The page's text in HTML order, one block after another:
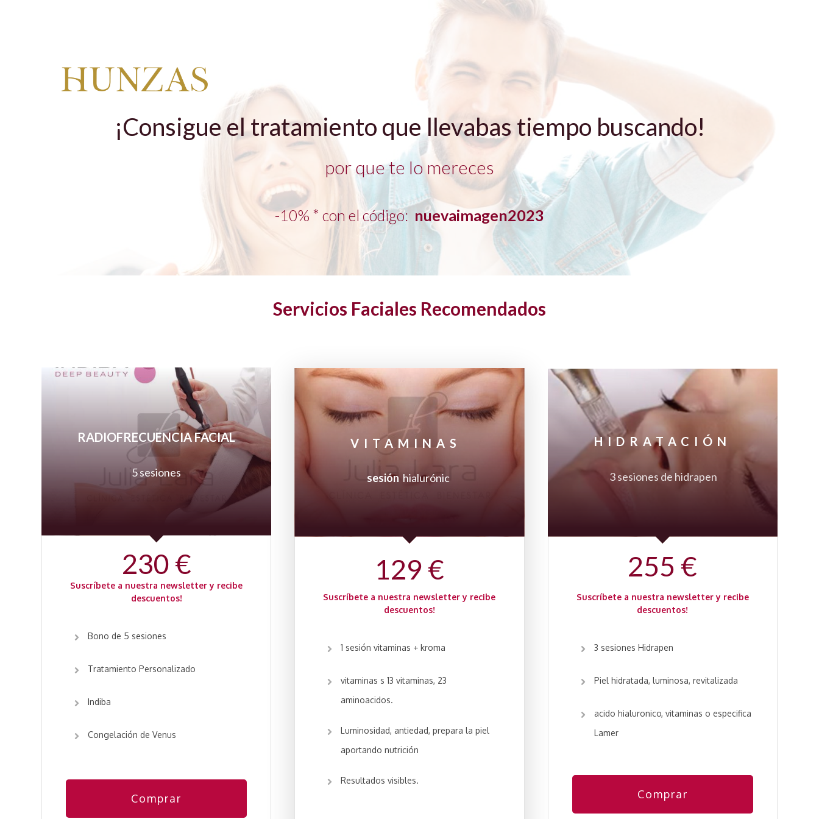
¡Consigue el tratamiento que llevabas tiempo buscando!
por que te lo mereces
-10% * con el código: nuevaimagen2023
Servicios Faciales Recomendados
RADIOFRECUENCIAFACIAL
5 sesiones
230 €
Suscríbete a nuestra newsletter y recibe
descuentos!
Bono de 5 sesiones
Tratamiento Personalizado
Indiba
Congelación de Venus
Comprar
VITAMINAS
sesión hialurónic
129 €
Suscríbete a nuestra newsletter y recibe
descuentos!
1 sesión vitaminas + kroma
vitaminas s 13 vitaminas, 23
aminoacidos.
Luminosidad, antiedad, prepara la piel
aportando nutrición
Resultados visibles.
HIDRATACIÓN
3 sesiones de hidrapen
255 €
Suscríbete a nuestra newsletter y recibe
descuentos!
3 sesiones Hidrapen
Piel hidratada, luminosa, revitalizada
acido hialuronico, vitaminas o especifica
Lamer
Comprar